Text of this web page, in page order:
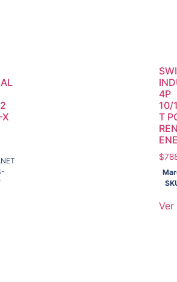
X
4P
10/
T
$
Ver